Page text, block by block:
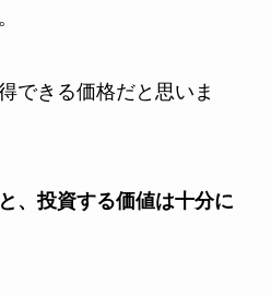
できる価格だと思いま
、投資する価値は十分に